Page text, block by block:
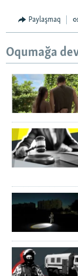
Paylaşmaq
Oqumağa